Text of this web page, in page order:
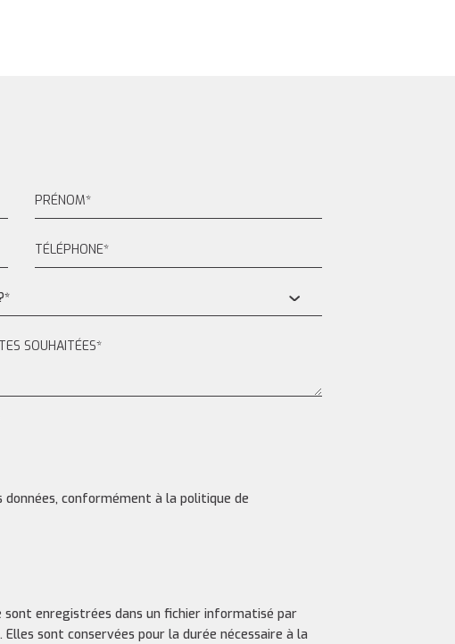
conformément à la politique de
enregistrées dans un fichier informatisé par
sont conservées pour la durée nécessaire à la